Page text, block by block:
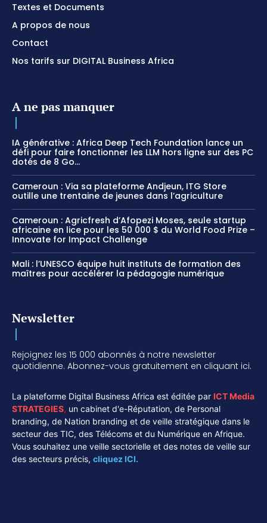
Textes et Documents
A propos de nous
Contact
Nos tarifs sur DIGITAL Business Africa
A ne pas manquer
IA générative : Africa Deep Tech Foundation lance un
défi pour faire fonctionner les LLM hors ligne sur des PC
dotés de 8 Go...
Cameroun : Via sa plateforme Andjeun, ITG Store
outille une trentaine de jeunes dans l’agriculture
Cameroun : Agricfresh d’Afopezi Moses, seule startup
africaine en lice pour les 50 000 $ du World Food Prize –
Innovate for Impact Challenge
Mali : l’UNESCO équipe huit instituts de formation des
maîtres pour accélérer la pédagogie numérique
Newsletter
Rejoignez les 15 000 abonnés à notre newsletter
quotidienne. Abonnez-vous gratuitement en cliquant ici.
La plateforme Digital Business Africa est éditée par ICT Media
STRATEGIES, un cabinet d'e-Réputation, de Personal
branding, de Nation branding et de veille stratégique dans le
secteur des TIC, des Télécoms et du Numérique en Afrique.
Vous souhaitez une veille sectorielle et des notes de veille sur
des secteurs précis, cliquez ICI.